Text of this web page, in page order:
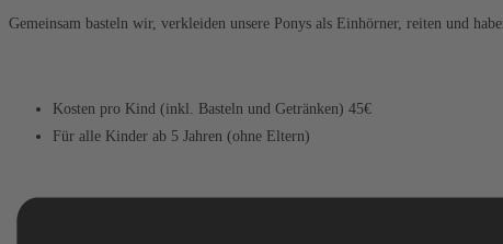
Gemeinsam basteln wir, verkleiden unsere Ponys als Einhörner, reiten und
Kosten pro Kind (inkl. Basteln und Getränken) 45€
Für alle Kinder ab 5 Jahren (ohne Eltern)